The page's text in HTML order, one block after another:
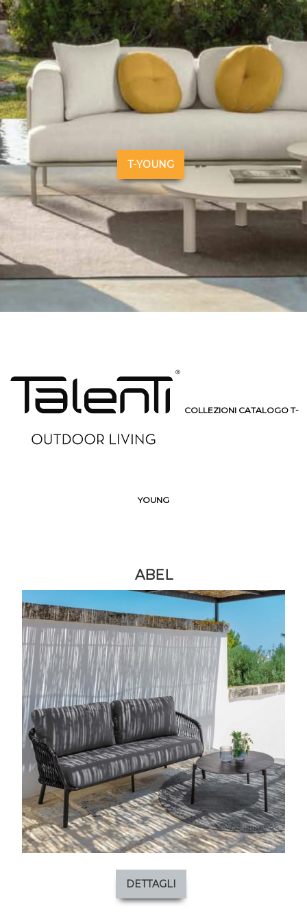
T-YOUNG
COLLEZIONI CATALOGO T-
YOUNG
ABEL
DETTAGLI